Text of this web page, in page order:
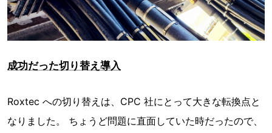
成功だった切り替え導入
Roxtec への切り替えは、CPC 社にとって大きな転換点と
なりました。 ちょうど問題に直面していた時だったので、